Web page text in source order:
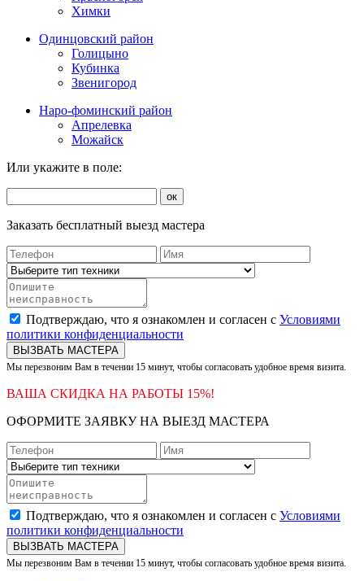
Химки
Одинцовский район
Голицыно
Кубинка
Звенигород
Наро-фоминский район
Апрелевка
Можайск
Или укажите в поле:
ок
Заказать бесплатный выезд мастера
Подтверждаю, что я ознакомлен и согласен с Условиями
политики конфиденциальности
ВЫЗВАТЬ МАСТЕРА
Мы перезвоним Вам в течении 15 минут, чтобы согласовать удобное время визита.
ВАША СКИДКА НА РАБОТЫ 15%!
ОФОРМИТЕ ЗАЯВКУ НА ВЫЕЗД МАСТЕРА
Подтверждаю, что я ознакомлен и согласен с Условиями
политики конфиденциальности
ВЫЗВАТЬ МАСТЕРА
Мы перезвоним Вам в течении 15 минут, чтобы согласовать удобное время визита.